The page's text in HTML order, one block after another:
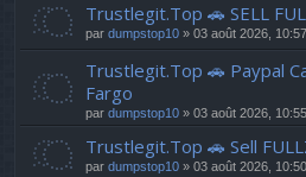
Trustlegit.Top 🚗 SELL
par dumpstop10 » 03 août 2026,
Trustlegit.Top 🚗 Paypal
Fargo
par dumpstop10 » 03 août 2026,
Trustlegit.Top 🚗 Sell
par dumpstop10 » 03 août 2026,